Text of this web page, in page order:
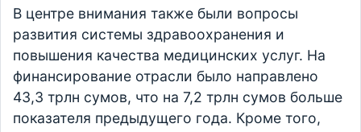
В центре внимания также были вопросы
развития системы здравоохранения и
повышения качества медицинских услуг. На
финансирование отрасли было направлено
43,3 трлн сумов, что на 7,2 трлн сумов больше
показателя предыдущего года. Кроме того,